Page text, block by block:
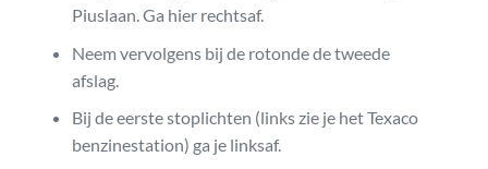
Piuslaan. Ga hier rechtsaf.
Neem vervolgens bij de rotonde de tweede
afslag.
Bij de eerste stoplichten (links zie je het Texaco
benzinestation) ga je linksaf.